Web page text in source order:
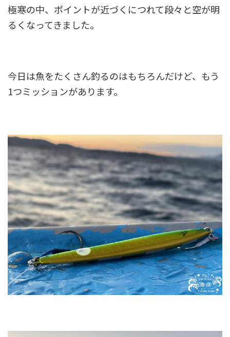
極寒の中、ポイントが近づくにつれて段々と空が明
るくなってきました。
今日は魚をたくさん釣るのはもちろんだけど、もう
1つミッションがあります。